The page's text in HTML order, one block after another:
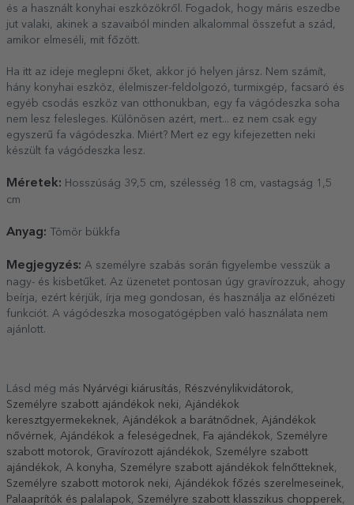
és a használt konyhai eszközökről. Fogadok, hogy máris eszedbe
jut valaki, akinek a szavaiból minden alkalommal összefut a szád,
amikor elmeséli, mit főzött.
Ha itt az ideje meglepni őket, akkor jó helyen jársz. Nem számít,
hány konyhai eszköz, élelmiszer-feldolgozó, turmixgép, facsaró és
egyéb csodás eszköz van otthonukban, egy fa vágódeszka soha
nem lesz felesleges. Különösen azért, mert... ez nem csak egy
egyszerű fa vágódeszka. Miért? Mert ez egy kifejezetten neki
készült fa vágódeszka lesz.
Méretek: Hosszúság 39,5 cm, szélesség 18 cm, vastagság 1,5
cm
Anyag: Tömör bükkfa
Megjegyzés: A személyre szabás során figyelembe vesszük a
nagy- és kisbetűket. Az üzenetet pontosan úgy gravírozzuk, ahogy
beírja, ezért kérjük, írja meg gondosan, és használja az előnézeti
funkciót. A vágódeszka mosogatógépben való használata nem
ajánlott.
Lásd még más Nyárvégi kiárusítás, Részvénylikvidátorok,
Személyre szabott ajándékok neki, Ajándékok
keresztgyermekeknek, Ajándékok a barátnődnek, Ajándékok
nővérnek, Ajándékok a feleségednek, Fa ajándékok, Személyre
szabott motorok, Gravírozott ajándékok, Személyre szabott
ajándékok, A konyha, Személyre szabott ajándékok felnőtteknek,
Személyre szabott motorok neki, Ajándékok főzés szerelmeseinek,
Palaaprítók és palalapok, Személyre szabott klasszikus chopperek,